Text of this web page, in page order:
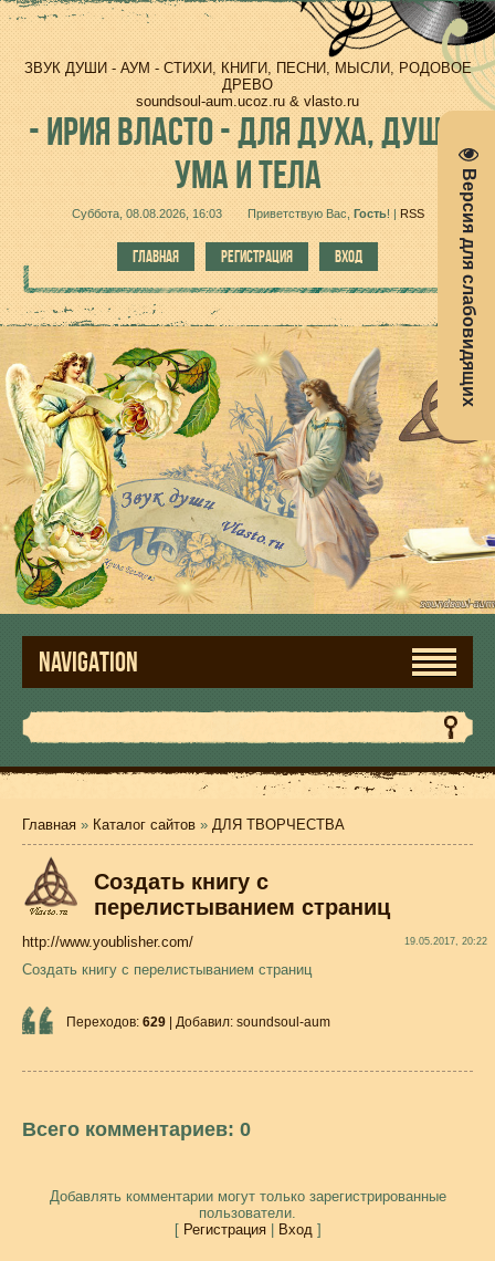
Версия для слабовидящих
ЗВУК ДУШИ - АУМ - СТИХИ, КНИГИ, ПЕСНИ, МЫСЛИ, РОДОВОЕ
ДРЕВО
soundsoul-aum.ucoz.ru & vlasto.ru
-ИРИЯ ВЛАСТО - ДЛЯ ДУХА, ДУШИ,
УМА И ТЕЛА
Суббота, 08.08.2026, 16:03 Приветствую Вас Гость!| RSS
ГЛАВНАЯ РЕГИСТРАЦИЯ ВХОД
NAVIGATION
Главная » Каталог сайтов » ДЛЯ ТВОРЧЕСТВА
Создать книгу с
перелистыванием страниц
http://www.youblisher.com/ 19.05.2017, 20:22
Создать книгу с перелистыванием страниц
Переходов: 629 Добавил: soundsoul-aum
Всего комментариев: 0
Добавлять комментарии могут только зарегистрированные
пользователи.
[ Регистрация| Вход]